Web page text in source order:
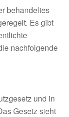
behandeltes
Es gibt
nachfolgende
und in
Gesetz sieht